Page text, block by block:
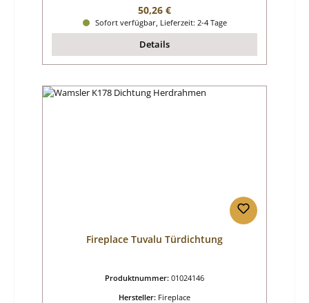
Regulärer Preis:
50,26 €
Sofort verfügbar, Lieferzeit: 2-4 Tage
Details
Fireplace Tuvalu Türdichtung
Produktnummer: 01024146
Hersteller: Fireplace